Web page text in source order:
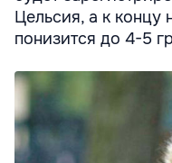
Цельсия, а к концу
понизится до 4-5